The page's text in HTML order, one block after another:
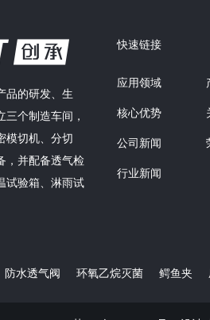
品的研发、生
三个制造车间，
模切机、分切
，并配备透气检
试验箱、淋雨试
快速链接
应用领域
核心优势
公司新闻
行业新闻
防水透气阀 环氧乙烷灭菌 鳄鱼夹